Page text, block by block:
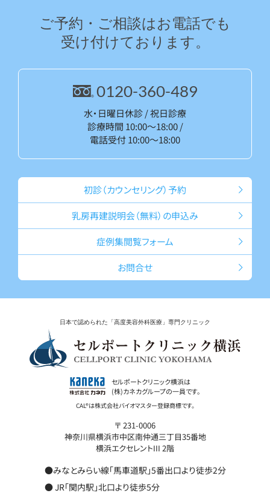
ご予約・ご相談はお電話でも
受け付けております。
0120-360-489
水・日曜日休診 / 祝日診療
診療時間 10:00～18:00 /
電話受付 10:00～18:00
初診（カウンセリング）予約
乳房再建説明会（無料）の申込み
症例集閲覧フォーム
お問合せ
日本で認められた「高度美容外科医療」専門クリニック
セルポートクリニック横浜は
(株)カネカグループの一員です。
〒 231-0006
神奈川県横浜市中区南仲通三丁目35番地
横浜エクセレントIII 2階
●みなとみらい線「馬車道駅」5番出口より徒歩2分
● JR「関内駅」北口より徒歩5分